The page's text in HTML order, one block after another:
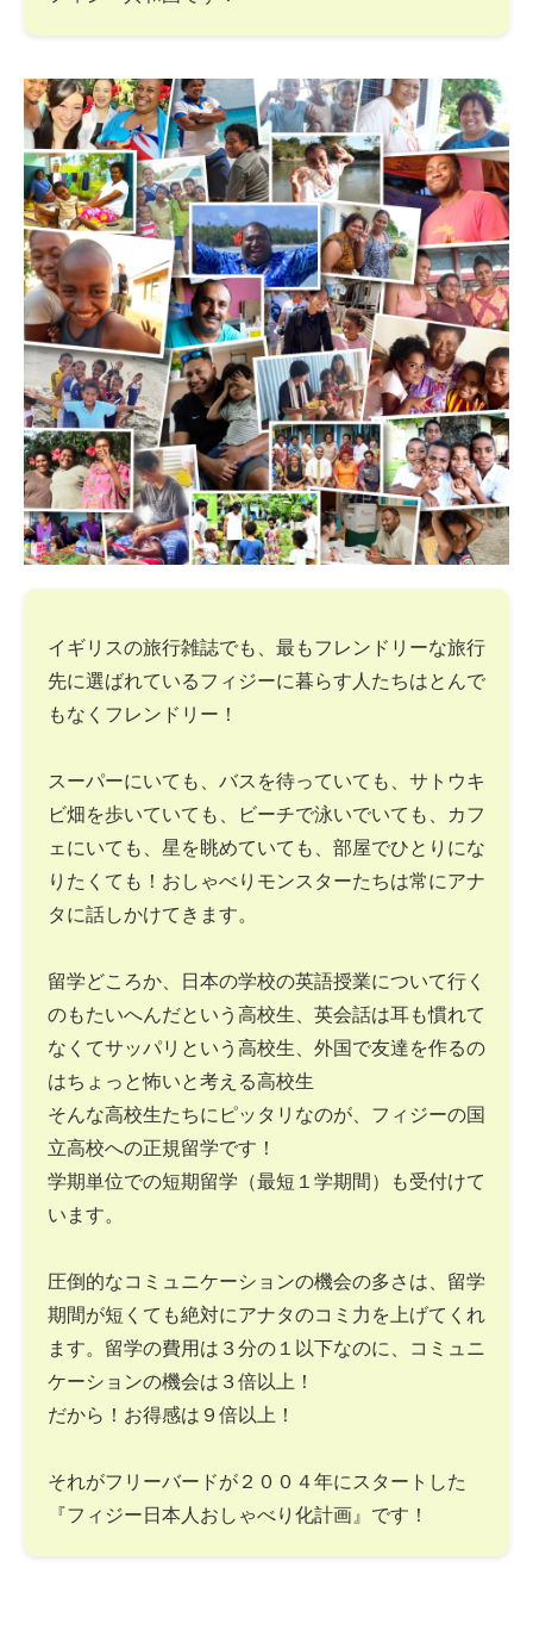
イギリスの旅行雑誌でも、最もフレンドリーな旅行
先に選ばれているフィジーに暮らす人たちはとんで
もなくフレンドリー！
スーパーにいても、バスを待っていても、サトウキ
ビ畑を歩いていても、ビーチで泳いでいても、カフ
ェにいても、星を眺めていても、部屋でひとりにな
りたくても！おしゃべりモンスターたちは常にアナ
タに話しかけてきます。
留学どころか、日本の学校の英語授業について行く
のもたいへんだという高校生、英会話は耳も慣れて
なくてサッパリという高校生、外国で友達を作るの
はちょっと怖いと考える高校生
そんな高校生たちにピッタリなのが、フィジーの国
立高校への正規留学です！
学期単位での短期留学（最短１学期間）も受付けて
います。
圧倒的なコミュニケーションの機会の多さは、留学
期間が短くても絶対にアナタのコミ力を上げてくれ
ます。留学の費用は３分の１以下なのに、コミュニ
ケーションの機会は３倍以上！
だから！お得感は９倍以上！
それがフリーバードが２００４年にスタートした
『フィジー日本人おしゃべり化計画』です！